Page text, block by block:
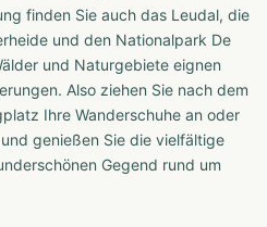
finden Sie auch das Leudal, die
und den Nationalpark De
und Naturgebiete eignen
Also ziehen Sie nach dem
Ihre Wanderschuhe an oder
genießen Sie die vielfältige
Gegend rund um